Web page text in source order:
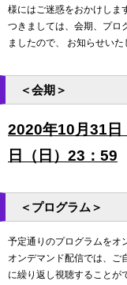
様にはご迷惑をおかけしま
つきましては、会期、プロ
ましたので、 お知らせいた
＜会期＞
2020年10月31
日（日）23：59
＜プログラム＞
予定通りのプログラムをオ
オンデマンド配信では、ご
に繰り返し視聴することが